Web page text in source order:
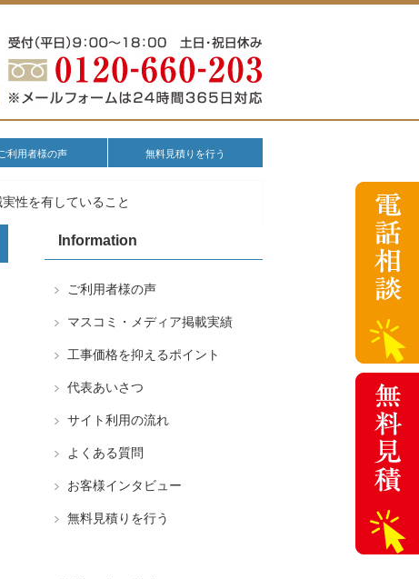
ご利用者様の声 無料見積りを行う
性を有していること
Information
ご利用者様の声
マスコミ・メディア掲載実績
工事価格を抑えるポイント
代表あいさつ
サイト利用の流れ
よくある質問
お客様インタビュー
無料見積りを行う